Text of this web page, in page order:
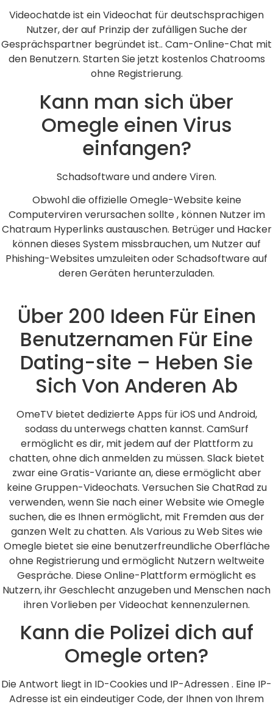
Videochatde ist ein Videochat für deutschsprachigen
Nutzer, der auf Prinzip der zufälligen Suche der
Gesprächspartner begründet ist.. Cam-Online-Chat mit
den Benutzern. Starten Sie jetzt kostenlos Chatrooms
ohne Registrierung.
Kann man sich über
Omegle einen Virus
einfangen?
Schadsoftware und andere Viren.
Obwohl die offizielle Omegle-Website keine
Computerviren verursachen sollte , können Nutzer im
Chatraum Hyperlinks austauschen. Betrüger und Hacker
können dieses System missbrauchen, um Nutzer auf
Phishing-Websites umzuleiten oder Schadsoftware auf
deren Geräten herunterzuladen.
Über 200 Ideen Für Einen
Benutzernamen Für Eine
Dating-site – Heben Sie
Sich Von Anderen Ab
OmeTV bietet dedizierte Apps für iOS und Android,
sodass du unterwegs chatten kannst. CamSurf
ermöglicht es dir, mit jedem auf der Plattform zu
chatten, ohne dich anmelden zu müssen. Slack bietet
zwar eine Gratis-Variante an, diese ermöglicht aber
keine Gruppen-Video­chats. Versuchen Sie ChatRad zu
verwenden, wenn Sie nach einer Website wie Omegle
suchen, die es Ihnen ermöglicht, mit Fremden aus der
ganzen Welt zu chatten. Als Various zu Web Sites wie
Omegle bietet sie eine benutzerfreundliche Oberfläche
ohne Registrierung und ermöglicht Nutzern weltweite
Gespräche. Diese Online-Plattform ermöglicht es
Nutzern, ihr Geschlecht anzugeben und Menschen nach
ihren Vorlieben per Videochat kennenzulernen.
Kann die Polizei dich auf
Omegle orten?
Die Antwort liegt in ID-Cookies und IP-Adressen . Eine IP-
Adresse ist ein eindeutiger Code, der Ihnen von Ihrem